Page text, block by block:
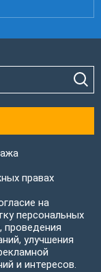
правах
на
персональных
проведения
улучшения
и интересов.